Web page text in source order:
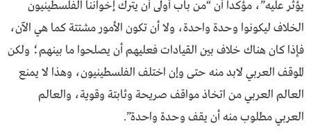
يؤثر عليه”، مؤكدا أن “من باب أولى أن يترك إخواننا الفلسطينيون
الخلاف ليكونوا وحدة واحدة، ولا أن تكون الأمور مشتتة كما هي الآن،
فإذا كان هناك خلاف بين القيادات فعليهم أن يصلحوا ما بينهم؛ ولكن
الموقف العربي لابد منه حتى وإن اختلف الفلسطينيون، وهذا لا يمنع
العالم العربي من اتخاذ مواقف صريحة وثابتة وقوية، والعالم
العربي مطلوب منه أن يقف وحدة واحدة”.